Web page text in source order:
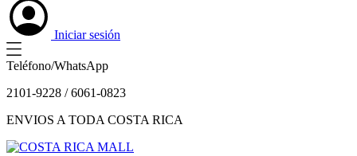
Iniciar sesión
Teléfono/WhatsApp
2101-9228 / 6061-0823
ENVIOS A TODA COSTA RICA